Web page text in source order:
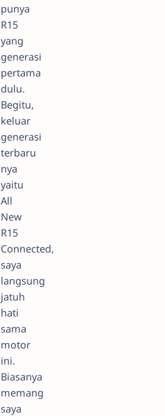
punya
R15
yang
generasi
pertama
dulu.
Begitu,
keluar
generasi
terbaru
nya
yaitu
All
New
R15
Connected,
saya
langsung
jatuh
hati
sama
motor
ini.
Biasanya
memang
saya